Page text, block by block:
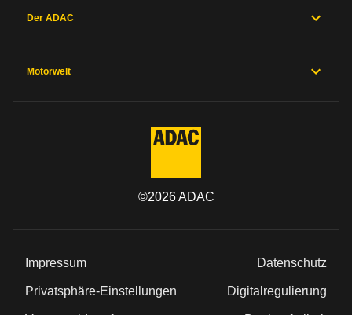
Der ADAC
Motorwelt
©2026ADAC
Impressum Datenschutz
Privatsphäre-Einstellungen Digitalregulierung